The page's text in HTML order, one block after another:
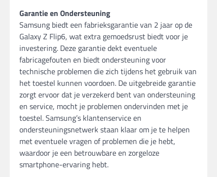
Garantie en Ondersteuning
Samsung biedt een fabrieksgarantie van 2 jaar op de
Galaxy Z Flip6, wat extra gemoedsrust biedt voor je
investering. Deze garantie dekt eventuele
fabricagefouten en biedt ondersteuning voor
technische problemen die zich tijdens het gebruik van
het toestel kunnen voordoen. De uitgebreide garantie
zorgt ervoor dat je verzekerd bent van ondersteuning
en service, mocht je problemen ondervinden met je
toestel. Samsung’s klantenservice en
ondersteuningsnetwerk staan klaar om je te helpen
met eventuele vragen of problemen die je hebt,
waardoor je een betrouwbare en zorgeloze
smartphone-ervaring hebt.